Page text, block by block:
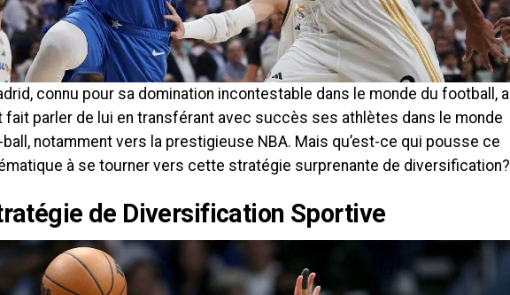
connu pour sa domination incontestable dans le monde du football, a
fait parler de lui en transférant avec succès ses athlètes dans le monde
notamment vers la prestigieuse NBA. Mais qu’est-ce qui pousse ce
à se tourner vers cette stratégie surprenante de diversification?
de Diversification Sportive